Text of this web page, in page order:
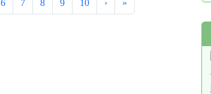
6 7 8 9 10 › »